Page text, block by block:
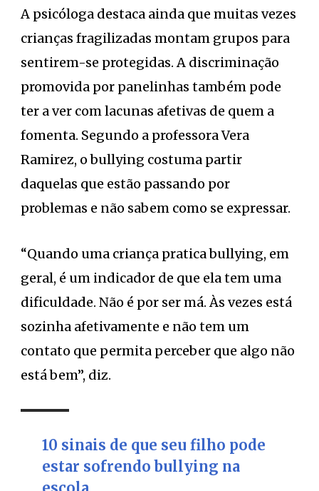
A psicóloga destaca ainda que muitas vezes
crianças fragilizadas montam grupos para
sentirem-se protegidas. A discriminação
promovida por panelinhas também pode
ter a ver com lacunas afetivas de quem a
fomenta. Segundo a professora Vera
Ramirez, o bullying costuma partir
daquelas que estão passando por
problemas e não sabem como se expressar.
“Quando uma criança pratica bullying, em
geral, é um indicador de que ela tem uma
dificuldade. Não é por ser má. Às vezes está
sozinha afetivamente e não tem um
contato que permita perceber que algo não
está bem”, diz.
10 sinais de que seu filho pode
estar sofrendo bullying na